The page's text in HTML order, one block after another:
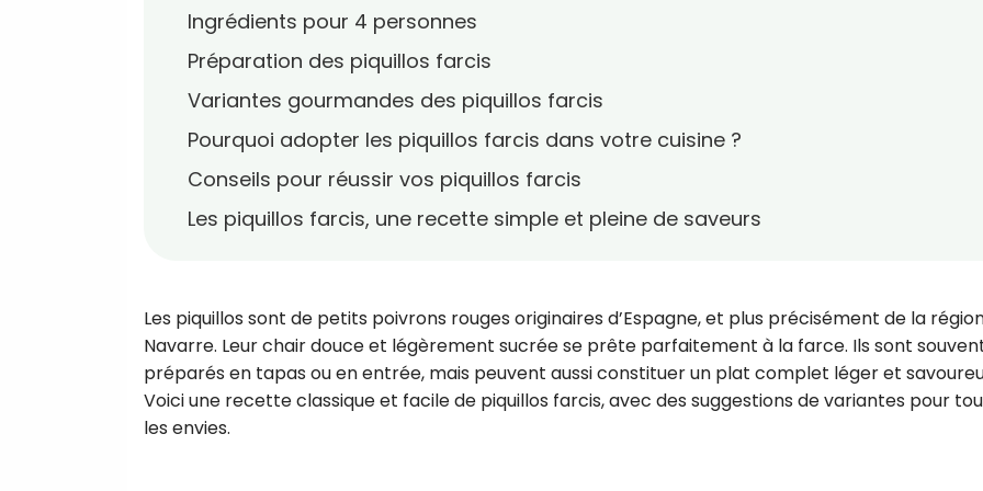
Ingrédients pour 4 personnes
Préparation des piquillos farcis
Variantes gourmandes des piquillos farcis
Pourquoi adopter les piquillos farcis dans votre cuisine ?
Conseils pour réussir vos piquillos farcis
Les piquillos farcis, une recette simple et pleine de saveurs
Les piquillos sont de petits poivrons rouges originaires d’Espagne, et plus précisément de la
Navarre. Leur chair douce et légèrement sucrée se prête parfaitement à la farce. Ils sont
préparés en tapas ou en entrée, mais peuvent aussi constituer un plat complet léger et
Voici une recette classique et facile de piquillos farcis, avec des suggestions de variantes pour
les envies.